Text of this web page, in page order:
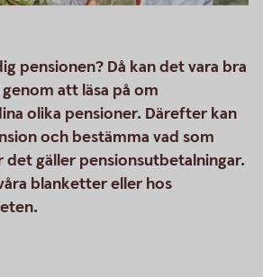
pensionen? Då kan det vara bra
att läsa på om
olika pensioner. Därefter kan
och bestämma vad som
det gäller pensionsutbetalningar.
blanketter eller hos